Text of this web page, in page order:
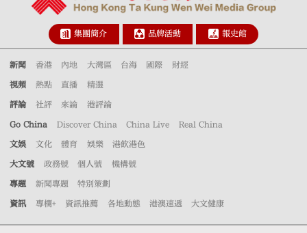
集團簡介 品牌活動 報史館
新聞 香港 內地 大灣區 台海 國際 財經
視頻 熱點 直播 精選
評論 社評 來論 港評論
Go China Discover China China Live Real China
文娛 文化 體育 娛樂 港飲港色
大文號 政務號 個人號 機構號
專題 新聞專題 特別策劃
資訊 專欄+ 資訊推薦 各地動態 港澳速遞 大文健康